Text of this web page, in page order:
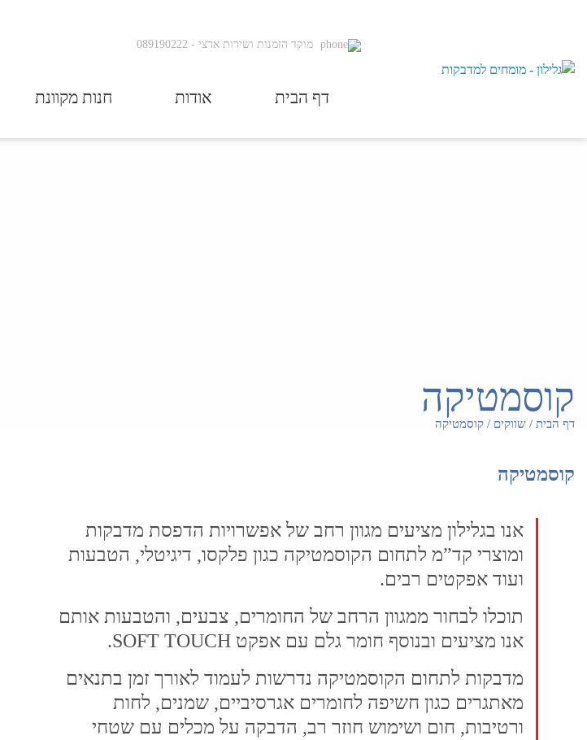
מוקד הזמנות ושירות ארצי-
089190222
דף הבית אודות חנות מקוונת
קוסמטיקה
דף הבית / שווקים / קוסמטיקה
קוסמטיקה
אנו בגלילון מציעים מגוון רחב של אפשרויות הדפסת מדבקות
ומוצרי קד”מ לתחום הקוסמטיקה כגון פלקסו, דיגיטלי, הטבעות
ועוד אפקטים רבים.
תוכלו לבחור ממגוון הרחב של החומרים, צבעים, והטבעות אותם
אנו מציעים ובנוסף חומר גלם עם אפקט SOFT TOUCH.
מדבקות לתחום הקוסמטיקה נדרשות לעמוד לאורך זמן בתנאים
מאתגרים כגון חשיפה לחומרים אגרסיביים, שמנים, לחות
ורטיבות, חום ושימוש חוזר רב, הדבקה על מכלים עם שטחי